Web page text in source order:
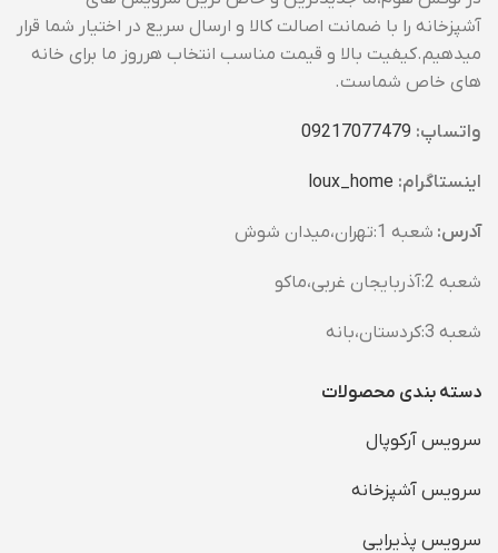
آشپزخانه را با ضمانت اصالت کالا و ارسال سریع در اختیار شما قرار
میدهیم.کیفیت بالا و قیمت مناسب انتخاب هرروز ما برای خانه
های خاص شماست.
واتساپ: 09217077479
اینستاگرام: loux_home​
آدرس: شعبه 1:تهران،میدان شوش
شعبه 2:آذربایجان غربی،ماکو
شعبه 3:کردستان،بانه
دسته بندی محصولات
سرویس آرکوپال
سرویس آشپزخانه
سرویس پذیرایی